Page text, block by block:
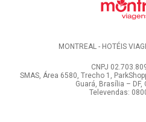
MONTREAL - HOTÉIS
CNPJ
SMAS, Área 6580, Trecho 1,
Guará, Brasília – DF,
Televendas: